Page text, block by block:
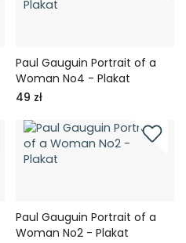
Paul Gauguin Portrait of a
Woman No4 - Plakat
49 zł
Paul Gauguin Portrait of a
Woman No2 - Plakat